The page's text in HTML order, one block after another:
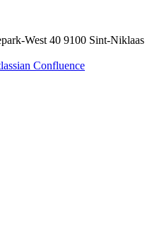
West 40 9100 Sint-Niklaas
Confluence